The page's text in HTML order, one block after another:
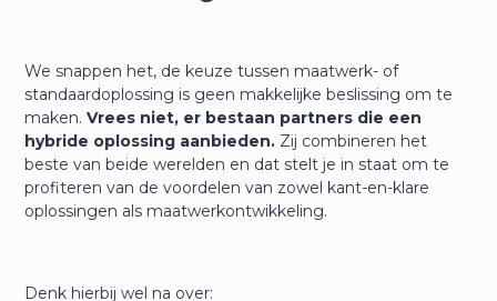
We snappen het, de keuze tussen maatwerk- of
standaardoplossing is geen makkelijke beslissing om te
maken.Vrees niet, er bestaan partners die een
hybride oplossing aanbieden. Zij combineren het
beste van beide werelden en dat stelt je in staat om te
profiteren van de voordelen van zowel kant-en-klare
oplossingen als maatwerkontwikkeling.
Denk hierbij wel na over: